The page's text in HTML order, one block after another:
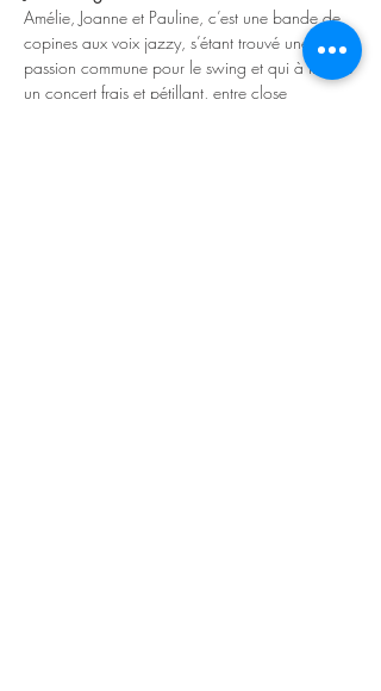
Amélie, Joanne et Pauline, c’est une bande de
copines aux voix jazzy, s’étant trouvé une
passion commune pour le swing et qui à travers
un concert frais et pétillant, entre close